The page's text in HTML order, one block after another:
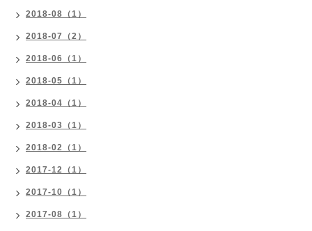
2018-08（1）
2018-07（2）
2018-06（1）
2018-05（1）
2018-04（1）
2018-03（1）
2018-02（1）
2017-12（1）
2017-10（1）
2017-08（1）